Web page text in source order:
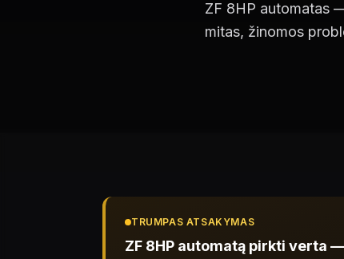
ZF 8HP automatas
mitas, žinomos
TRUMPAS ATSAKYMAS
ZF 8HP automatą pirkti verta